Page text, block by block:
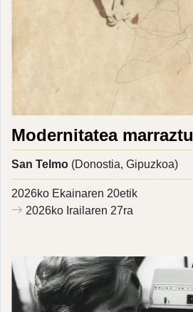
Modernitatea marraztu
San Telmo (Donostia, Gipuzkoa)
2026ko Ekainaren 20etik
2026ko Irailaren 27ra